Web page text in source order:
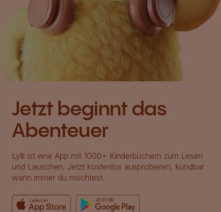
Jetzt beginnt das
Abenteuer
Lylli ist eine App mit 1000+ Kinderbüchern zum Lesen
und Lauschen. Jetzt kostenlos ausprobieren, kündbar
wann immer du möchtest.